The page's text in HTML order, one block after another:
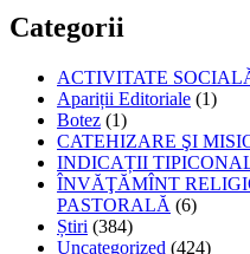
Categorii
ACTIVITATE
Apariții Editoriale (1)
Botez (1)
CATEHIZARE ŞI
INDICAȚII
ÎNVĂŢĂMÎNT
PASTORALĂ (6)
Știri (384)
Uncategorized (424)